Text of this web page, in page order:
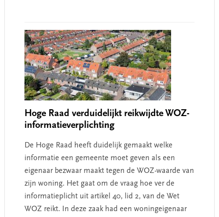
Hoge Raad verduidelijkt reikwijdte WOZ-
informatieverplichting
De Hoge Raad heeft duidelijk gemaakt welke
informatie een gemeente moet geven als een
eigenaar bezwaar maakt tegen de WOZ-waarde van
zijn woning. Het gaat om de vraag hoe ver de
informatieplicht uit artikel 40, lid 2, van de Wet
WOZ reikt. In deze zaak had een woningeigenaar